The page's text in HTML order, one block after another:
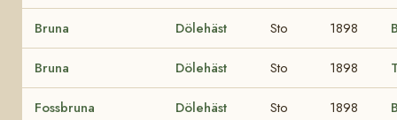
Bruna Dölehäst Sto 1898
Bruna Dölehäst Sto 1898
Fossbruna Dölehäst Sto 1898